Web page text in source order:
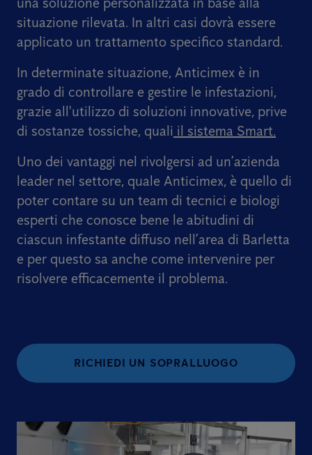
situazione rilevata. In altri casi dovrà essere
applicato un trattamento specifico standard.
In determinate situazione, Anticimex è in
grado di controllare e gestire le infestazioni,
grazie all'utilizzo di soluzioni innovative, prive
di sostanze tossiche, quali il sistema Smart.
Uno dei vantaggi nel rivolgersi ad un’azienda
leader nel settore, quale Anticimex, è quello di
poter contare su un team di tecnici e biologi
esperti che conosce bene le abitudini di
ciascun infestante diffuso nell’area di Barletta
e per questo sa anche come intervenire per
risolvere efficacemente il problema.
RICHIEDI UN SOPRALLUOGO